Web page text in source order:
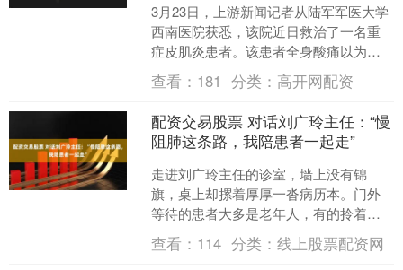
3月23日，上游新闻记者从陆军军医大学
西南医院获悉，该院近日救治了一名重
症皮肌炎患者。该患者全身酸痛以为得
了感冒，入院检查却发现肌酶水平远超
正常值上百倍，是罕见....
查看： 181 分类： 高开网配资
配资交易股票 对话刘广玲主任：“慢
阻肺这条路，我陪患者一起走”
走进刘广玲主任的诊室，墙上没有锦
旗，桌上却摞着厚厚一沓病历本。门外
等待的患者大多是老年人，有的拎着氧
气袋，有的被家人搀扶着，安静地坐
着，偶尔传来几声压抑的咳嗽。....
查看： 114 分类：线上股票配资网